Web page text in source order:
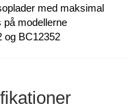
med maksimal
på modellerne
og BC12352